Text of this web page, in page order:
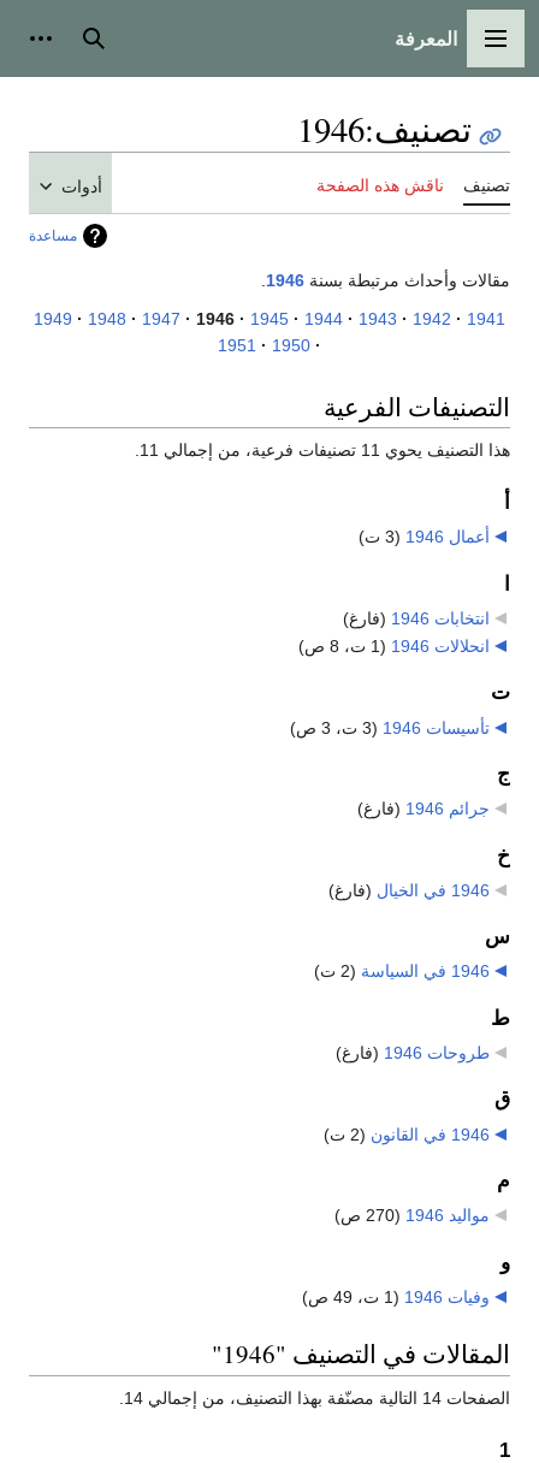
القائمة الرئيسية
المعرفة بحث
تصنيف:
1946
تصنيف ناقش هذه الصفحة أدوات
مساعدة
مقالات وأحداث مرتبطة بسنة 1946
1941
1942
1943
1944
1945
1946
1947
1948
1949
1950
1951
التصنيفات الفرعية
هذا التصنيف يحوي 11 تصنيفات فرعية، من إجمالي 11.
أعمال 1946 (3 ت)
انتخابات 1946
(فارغ)
انحلالات 1946
(1 ت، 8 ص)
ت
تأسيسات 1946 (3 ت، 3 ص)
ج
جرائم 1946 (فارغ)
خ
1946 في الخيال (فارغ)
س
1946 في السياسة (2 ت)
ط
طروحات 1946 (فارغ)
ق
1946 في القانون (2 ت)
م
مواليد 1946 (270 ص)
و
وفيات 1946 (1 ت، 49 ص)
المقالات في التصنيف "1946"
الصفحات 14 التالية مصنّفة بهذا التصنيف، من إجمالي 14.
1